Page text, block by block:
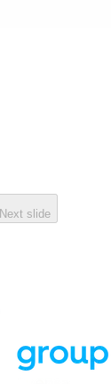
Next slide